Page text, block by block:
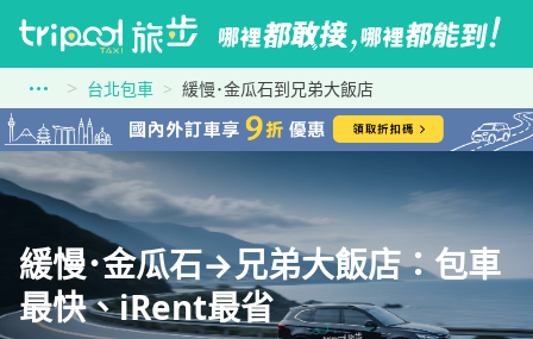
台北包車 緩慢･金瓜石到兄弟大飯店
緩慢･金瓜石→兄弟大飯店：包車
最快、iRent最省